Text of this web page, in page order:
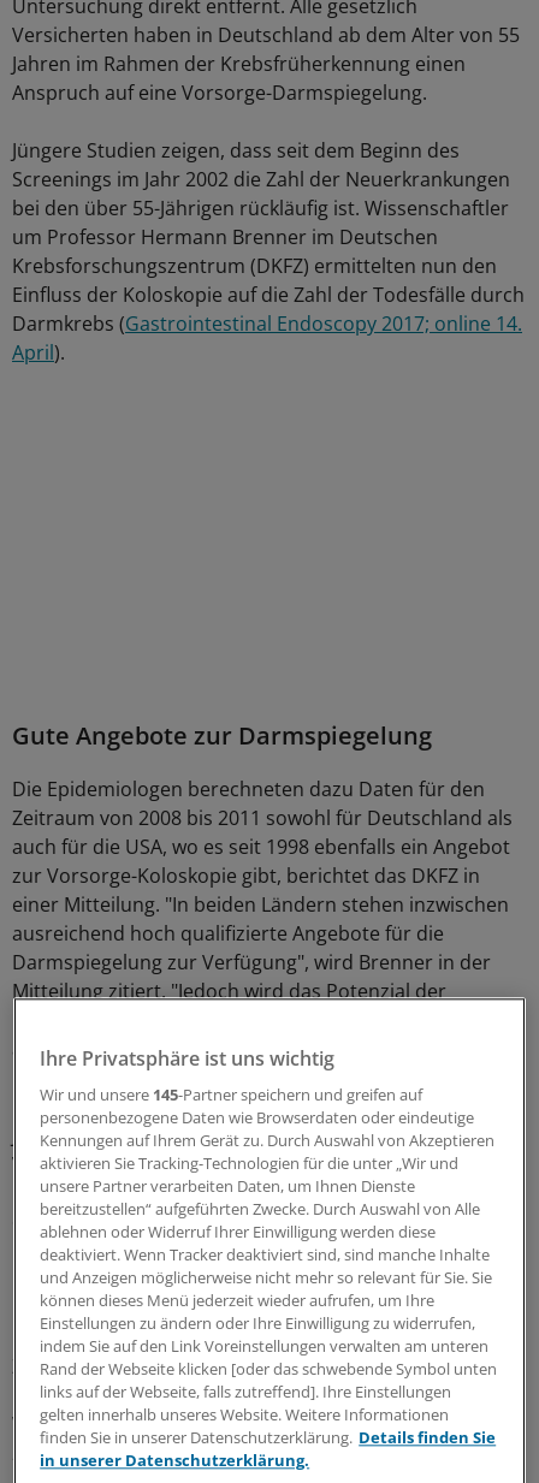
Untersuchung direkt entfernt. Alle gesetzlich
Versicherten haben in Deutschland ab dem Alter von 55
Jahren im Rahmen der Krebsfrüherkennung einen
Anspruch auf eine Vorsorge-Darmspiegelung.
Jüngere Studien zeigen, dass seit dem Beginn des
Screenings im Jahr 2002 die Zahl der Neuerkrankungen
bei den über 55-Jährigen rückläufig ist. Wissenschaftler
um Professor Hermann Brenner im Deutschen
Krebsforschungszentrum (DKFZ) ermittelten nun den
Einfluss der Koloskopie auf die Zahl der Todesfälle durch
Darmkrebs (Gastrointestinal Endoscopy 2017; online 14.
April).
Gute Angebote zur Darmspiegelung
Die Epidemiologen berechneten dazu Daten für den
Zeitraum von 2008 bis 2011 sowohl für Deutschland als
auch für die USA, wo es seit 1998 ebenfalls ein Angebot
zur Vorsorge-Koloskopie gibt, berichtet das DKFZ in
einer Mitteilung. "In beiden Ländern stehen inzwischen
ausreichend hoch qualifizierte Angebote für die
Darmspiegelung zur Verfügung", wird Brenner in der
Mitteilung zitiert. "Jedoch wird das Potenzial der
ausgeschöpft."
In Deutschland hatten sich 55 Prozent der 55- bis 79-
Jährigen in den vorangegangenen zehn Jahren zur
Vorsorge oder zur diagnostischen Abklärung einer
Darmspiegelung unterzogen. In den USA waren es bis zu
60 Prozent. "Ohne die Darmspiegelung wären in der
betreffenden Altersgruppe etwa 30 Prozent mehr
Menschen an Darmkrebs gestorben", erläutert Brenner.
"Wenn zudem tatsächlich alle Personen dieses Alters die
Koloskopie in Anspruch genommen hätten, wäre die
Zahl der Darmkrebs-Sterbefälle um etwa 37 Prozent
niedriger gewesen." Für die USA errechneten die
Wissenschaftler ähnliche Werte (38,2 Prozent für
2008/2009 und 33,6 Prozent für 2010/2011).
Ihre Privatsphäre ist uns wichtig
Wir und unsere 145-Partner speichern und greifen auf
personenbezogene Daten wie Browserdaten oder eindeutige
Kennungen auf Ihrem Gerät zu. Durch Auswahl von Akzeptieren
aktivieren Sie Tracking-Technologien für die unter „Wir und
unsere Partner verarbeiten Daten, um Ihnen Dienste
bereitzustellen“ aufgeführten Zwecke. Durch Auswahl von Alle
ablehnen oder Widerruf Ihrer Einwilligung werden diese
deaktiviert. Wenn Tracker deaktiviert sind, sind manche Inhalte
und Anzeigen möglicherweise nicht mehr so relevant für Sie. Sie
können dieses Menü jederzeit wieder aufrufen, um Ihre
Einstellungen zu ändern oder Ihre Einwilligung zu widerrufen,
indem Sie auf den Link Voreinstellungen verwalten am unteren
Rand der Webseite klicken [oder das schwebende Symbol unten
links auf der Webseite, falls zutreffend]. Ihre Einstellungen
gelten innerhalb unseres Website. Weitere Informationen
finden Sie in unserer Datenschutzerklärung. Details finden Sie
in unserer Datenschutzerklärung.